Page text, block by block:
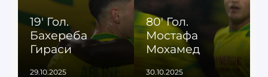
19' Гол.
Бахереба
Гираси
29.10.2025
80' Гол.
Мостафа
Мохамед
30.10.2025